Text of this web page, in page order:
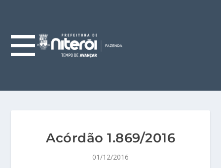
Acórdão 1.869/2016
01/12/2016